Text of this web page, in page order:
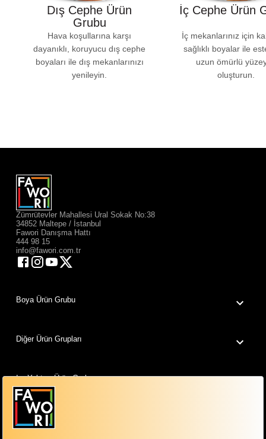
Dış Cephe Ürün
Grubu
Hava koşullarına karşı
dayanıklı, koruyucu dış cephe
boyaları ile dış mekanlarınızı
yenileyin.
İç Cephe Ürün
İç mekanlarınız için
sağlıklı boyalar ile
uzun ömürlü
oluşturun.
Zümrütevler Mahallesi Ural Sokak No:38
34852 Maltepe / İstanbul
Fawori Danışma Hattı
444 98 15
info@fawori.com.tr
Boya Ürün Grubu
Diğer Ürün Grupları
Isı Yalıtım Ürün Grubu
Fawori Dünyam